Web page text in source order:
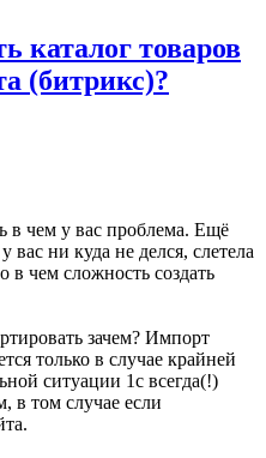
каталог товаров
(битрикс)?
в чем у вас проблема. Ещё
вас ни куда не делся, слетела
в чем сложность создать
зачем? Импорт
только в случае крайней
ситуации 1с всегда(!)
в том случае если